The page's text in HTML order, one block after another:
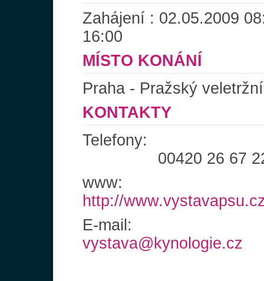
Zahájení : 02.05.2009
16:00
MÍSTO KONÁNÍ
Praha - Pražský
KONTAKTY
Telefony:
00420 26 67
www:
http://
E-mail:
vystava@kynologie.cz